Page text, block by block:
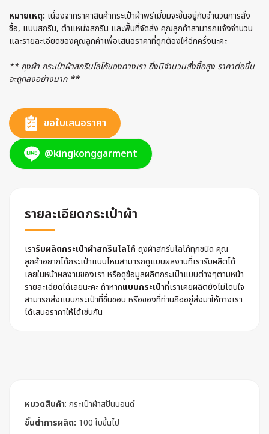
หมายเหตุ: เนื่องจากราคาสินค้ากระเป๋าผ้าพรีเมี่ยมจะขึ้นอยู่กับจำนวนการสั่ง
ซื้อ, แบบสกรีน, ตำแหน่งสกรีน และพื้นที่จัดส่ง คุณลูกค้าสามารถแจ้งจำนวน
และรายละเอียดของคุณลูกค้าเพื่อเสนอราคาที่ถูกต้องให้อีกครั้งนะคะ
** ถุงผ้า กระเป๋าผ้าสกรีนโลโก้ของทางเรา ยิ่งมีจำนวนสั่งซื้อสูง ราคาต่อชิ้น
จะถูกลงอย่างมาก **
ขอใบเสนอราคา
@kingkonggarment
รายละเอียดกระเป๋าผ้า
เรารับผลิตกระเป๋าผ้าสกรีนโลโก้ ถุงผ้าสกรีนโลโก้ทุกชนิด คุณ
ลูกค้าอยากได้กระเป๋าแบบไหนสามารถดูแบบผลงานที่เรารับผลิตได้
เลยในหน้าผลงานของเรา หรือดูข้อมูลผลิตกระเป๋าแบบต่างๆตามหน้า
รายละเอียดได้เลยนะคะ ถ้าหากแบบกระเป๋าที่เราเคยผลิตยังไม่โดนใจ
สามารถส่งแบบกระเป๋าที่ชื่นชอบ หรือของที่ท่านถืออยู่ส่งมาให้ทางเรา
ได้เสนอราคาให้ได้เช่นกัน
หมวดสินค้า: กระเป๋าผ้าสปันบอนด์
ขั้นต่ำการผลิต: 100 ใบขึ้นไป